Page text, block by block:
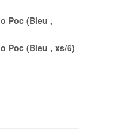
Poc (Bleu ,
Poc (Bleu , xs/6)